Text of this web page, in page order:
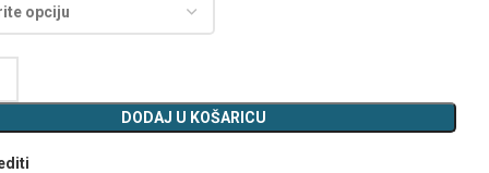
DODAJ U KOŠARICU